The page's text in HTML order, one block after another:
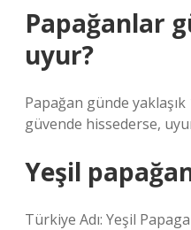
Papağanlar
uyur?
Papağan günde
güvende hissederse,
Yeşil
Türkiye Adı: Yeşil